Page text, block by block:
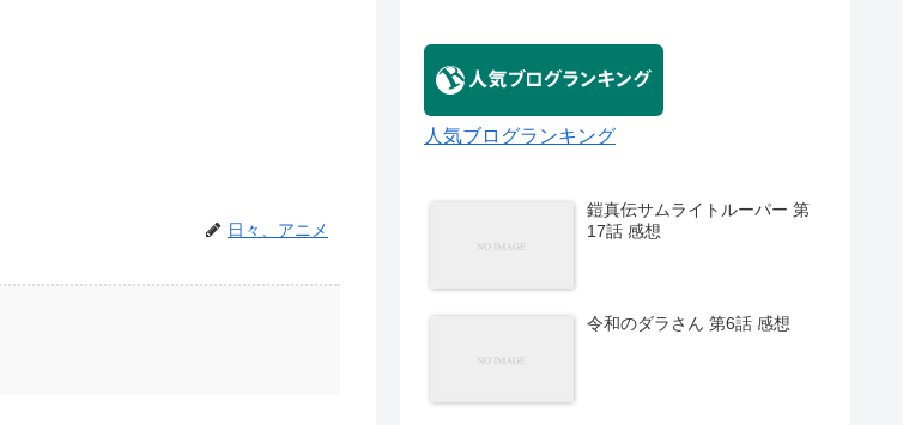
日々、アニメ
人気ブログランキング
鎧真伝サムライトルーパー 第
17話 感想
令和のダラさん 第6話 感想